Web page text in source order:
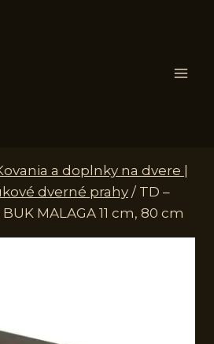
a doplnky na dvere |
dverné prahy / TD –
BUK MALAGA 11 cm, 80 cm